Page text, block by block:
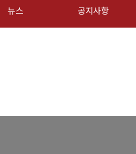
뉴스 공지사항